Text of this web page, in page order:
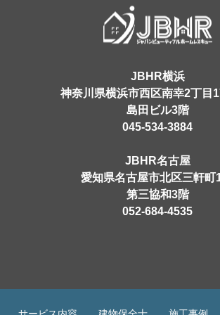
JBHR横浜
神奈川県横浜市西区南幸2丁目
島田ビル3階
045-534-3884
JBHR名古屋
愛知県名古屋市北区三軒町
第三協和3階
052-684-4535